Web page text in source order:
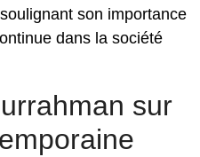
son importance
dans la société
sur